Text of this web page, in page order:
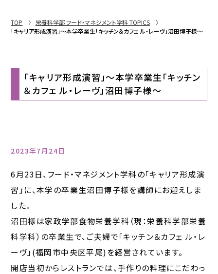
TOP
栄養科学部 フード・マネジメント学科 TOPICS
「キャリア形成演習」～本学卒業生「キッチン＆カフェ ル・レーヴ」沼田博子様～
「キャリア形成演習」～本学卒業生「キッチン
＆カフェ ル・レーヴ」沼田博子様～
2023年7月24日
6月23日、フード・マネジメント学科の「キャリア形成演
習」に、本学の卒業生沼田博子様を講師にお迎えしま
した。
沼田様は家政学部食物栄養学科（現：栄養科学部栄養
科学科）の卒業生で、ご夫婦で「キッチン＆カフェ ル・レ
ーヴ」(福岡市中央区平尾)を経営されています。
開店当初からレストランでは、手作りの料理にこだわっ